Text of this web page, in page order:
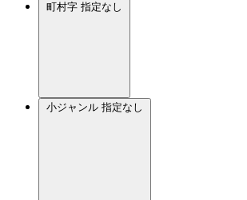
町村字 指定なし
小ジャンル 指定なし